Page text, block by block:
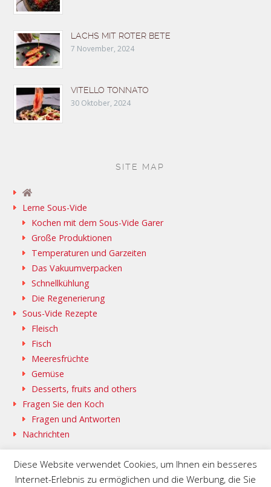
LACHS MIT ROTER BETE
7 November, 2024
VITELLO TONNATO
30 Oktober, 2024
SITE MAP
Lerne Sous-Vide
Kochen mit dem Sous-Vide Garer
Große Produktionen
Temperaturen und Garzeiten
Das Vakuumverpacken
Schnellkühlung
Die Regenerierung
Sous-Vide Rezepte
Fleisch
Fisch
Meeresfrüchte
Gemüse
Desserts, fruits and others
Fragen Sie den Koch
Fragen und Antworten
Nachrichten
Diese Website verwendet Cookies, um Ihnen ein besseres
Internet-Erlebnis zu ermöglichen und die Werbung, die Sie